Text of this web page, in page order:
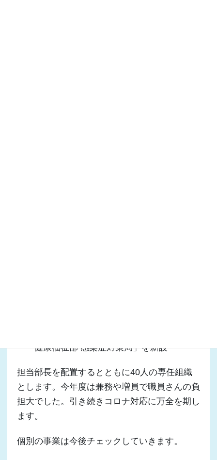
・「健康福祉部 感染症対策局」を新設
担当部長を配置するとともに40人の専任組織
とします。今年度は兼務や増員で職員さんの負
担大でした。引き続きコロナ対応に万全を期し
ます。
個別の事業は今後チェックしていきます。